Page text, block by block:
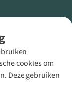
cookies om
Deze gebruiken